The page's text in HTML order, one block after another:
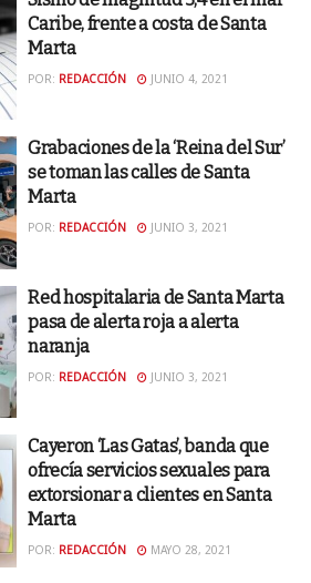
Caribe, frente a costa de Santa
Marta
POR: REDACCIÓN JUNIO 4, 2021
Grabaciones de la ‘Reina del Sur’
se toman las calles de Santa
Marta
POR: REDACCIÓN JUNIO 3, 2021
Red hospitalaria de Santa Marta
pasa de alerta roja a alerta
naranja
POR: REDACCIÓN JUNIO 3, 2021
Cayeron ‘Las Gatas’, banda que
ofrecía servicios sexuales para
extorsionar a clientes en Santa
Marta
POR: REDACCIÓN MAYO 28, 2021